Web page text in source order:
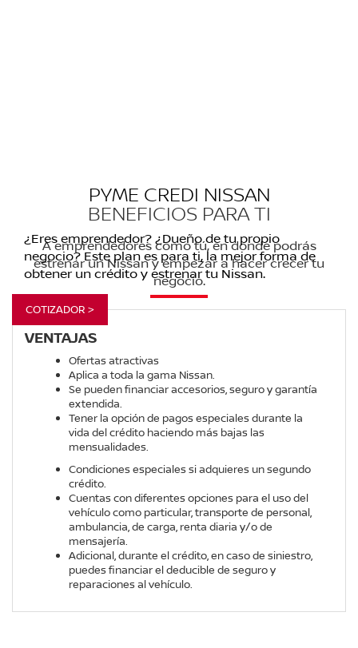
PYME CREDI NISSAN
¿Eres emprendedor? ¿Dueño de tu propio
negocio? Este plan es para ti, la mejor forma de
obtener un crédito y estrenar tu Nissan.
COTIZADOR >
BENEFICIOS PARA TI
A emprendedores como tú, en donde podrás
estrenar un Nissan y empezar a hacer crecer tu
negocio.
VENTAJAS
Ofertas atractivas
Aplica a toda la gama Nissan.
Se pueden financiar accesorios, seguro y garantía
extendida.
Tener la opción de pagos especiales durante la
vida del crédito haciendo más bajas las
mensualidades.
Condiciones especiales si adquieres un segundo
crédito.
Cuentas con diferentes opciones para el uso del
vehículo como particular, transporte de personal,
ambulancia, de carga, renta diaria y/o de
mensajería.
Adicional, durante el crédito, en caso de siniestro,
puedes financiar el deducible de seguro y
reparaciones al vehículo.